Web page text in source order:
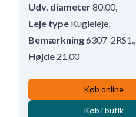
Udv. diameter80.00,
Leje type Kugleleje,
Bemærkning6307-2RS1.,
Højde 21.00
Køb online
Køb i butik